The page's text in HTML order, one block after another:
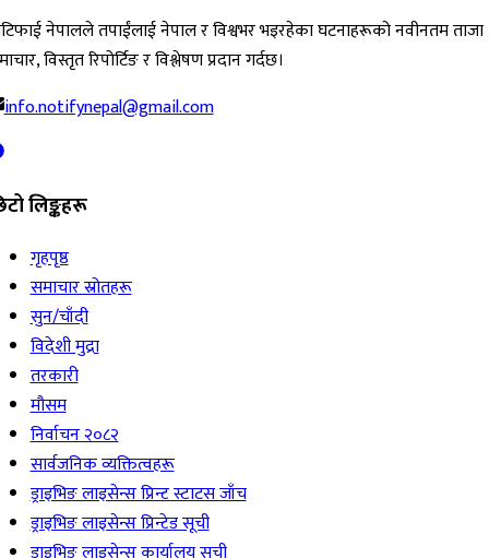
नेपालले तपाईंलाई नेपाल र विश्वभर भइरहेका घटनाहरूको नवीनतम ताजा
विस्तृत रिपोर्टिङ र विश्लेषण प्रदान गर्दछ।
info.notifynepal@gmail.com
लिङ्कहरू
गृहपृष्ठ
समाचार स्रोतहरू
सुन/चाँदी
विदेशी मुद्रा
तरकारी
मौसम
निर्वाचन २०८२
सार्वजनिक व्यक्तित्वहरू
ड्राइभिङ लाइसेन्स प्रिन्ट स्टाटस जाँच
ड्राइभिङ लाइसेन्स प्रिन्टेड सूची